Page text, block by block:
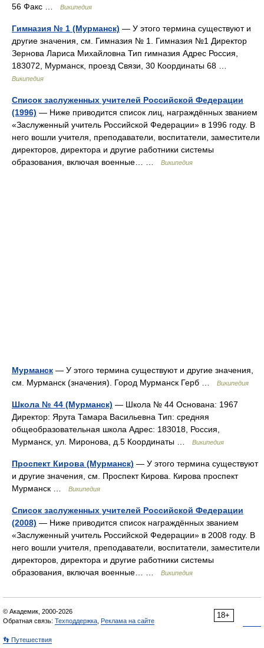
56 Факс …
Википедия
Гимназия № 1 (Мурманск) — У этого термина существуют и
другие значения, см. Гимназия № 1. Гимназия №1 Директор
Зернова Лариса Михайловна Тип гимназия Адрес Россия,
183072, Мурманск, проезд Связи, 30 Координаты 68 …
Википедия
Список заслуженных учителей Российской Федерации
(1996) — Ниже приводится список лиц, награждённых званием
«Заслуженный учитель Российской Федерации» в 1996 году. В
него вошли учителя, преподаватели, воспитатели, заместители
директоров, директора и другие работники системы
образования, включая военные… …
Википедия
Мурманск — У этого термина существуют и другие значения,
см. Мурманск (значения). Город Мурманск Герб …
Википедия
Школа № 44 (Мурманск) — Школа № 44 Основана: 1967
Директор: Ярута Тамара Васильевна Тип: средняя
общеобразовательная школа Адрес: 183018, Россия,
Мурманск, ул. Миронова, д.5 Координаты …
Википедия
Проспект Кирова (Мурманск) — У этого термина существуют
и другие значения, см. Проспект Кирова. Кирова проспект
Мурманск …
Википедия
Список заслуженных учителей Российской Федерации
(2008) — Ниже приводится список награждённых званием
«Заслуженный учитель Российской Федерации» в 2008 году. В
него вошли учителя, преподаватели, воспитатели, заместители
директоров, директора и другие работники системы
образования, включая военные… …
Википедия
18+
© Академик, 2000-2026
Обратная связь: Техподдержка Реклама на сайте
👣 Путешествия